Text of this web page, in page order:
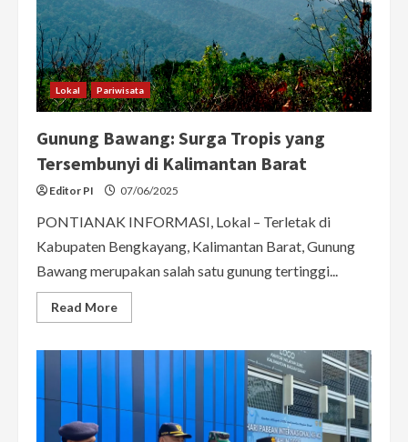
Soal
Tambang
Rakyat
Lokal Pariwisata
Gunung Bawang: Surga Tropis yang
Tersembunyi di Kalimantan Barat
Editor PI 07/06/2025
PONTIANAK INFORMASI, Lokal – Terletak di
Kabupaten Bengkayang, Kalimantan Barat, Gunung
Bawang merupakan salah satu gunung tertinggi...
Read MoreRead
more
Tersembunyi
Kalimantan